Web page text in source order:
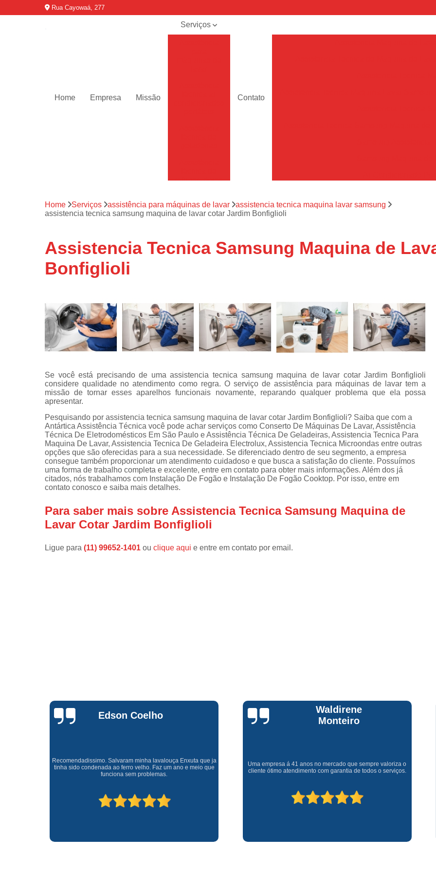
Rua Cayowaá, 277
Home Empresa Missão
Serviços
refrigeradores
técnica de
secadoras
fogão
máquinas de
Consertos de
adega
expositoras
Instalação de
Instalação de
máquinas de
lavar roupa
Instalações de
lava e seca
Manutenções
de fogão
em freezer
Contato
Assistencia Tecnica
Assistencia Tecnica Ar
Assistencia Tecnica de
Assistencia Tecnica
Assistencia Tecnica para Ar Condicionado
Assistencia Tecnica de Geladeira Electrolux
Assistencia Tecnica Resfriar Geladeira
Electrolux Geladeira Assistencia
Assistencia Tecnica de Refrigerador Electrolux
Assistencia Tecnica Refrigerador
Assistencia Tecnica
Assistencia Tecnica Refrigerador Electrolux
Assistencia Tecnica Lavadora Secadora
Assistencia Tecnica Maquina Secadora de
Assistencia Tecnica
Assistencia Tecnica
Assistencia Tecnica Forno Microondas
Conserto de Maquina de Lavar
Conserto Maquina de Lavar
Conserto Maquina Lavar Roupa
Home Serviços assistência para máquinas de lavar
assistencia tecnica maquina lavar samsung
assistencia tecnica samsung maquina de lavar cotar Jardim Bonfiglioli
Assistencia Tecnica Samsung Maquina de
Bonfiglioli
Se você está precisando de uma assistencia tecnica samsung maquina de lavar cotar Jardim Bonfiglioli
considere qualidade no atendimento como regra. O serviço de assistência para máquinas de lavar tem a
missão de tornar esses aparelhos funcionais novamente, reparando qualquer problema que ela possa
apresentar.
Pesquisando por assistencia tecnica samsung maquina de lavar cotar Jardim Bonfiglioli? Saiba que com a
Antártica Assistência Técnica você pode achar serviços como Conserto De Máquinas De Lavar, Assistência
Técnica De Eletrodomésticos Em São Paulo e Assistência Técnica De Geladeiras, Assistencia Tecnica Para
Maquina De Lavar, Assistencia Tecnica De Geladeira Electrolux, Assistencia Tecnica Microondas entre outras
opções que são oferecidas para a sua necessidade. Se diferenciado dentro de seu segmento, a empresa
consegue também proporcionar um atendimento cuidadoso e que busca a satisfação do cliente. Possuímos
uma forma de trabalho completa e excelente, entre em contato para obter mais informações. Além dos já
citados, nós trabalhamos com Instalação De Fogão e Instalação De Fogão Cooktop. Por isso, entre em
contato conosco e saiba mais detalhes.
Para saber mais sobre Assistencia Tecnica Samsung Maquina de
Lavar Cotar Jardim Bonfiglioli
Ligue para (11) 99652-1401 ou clique aqui e entre em contato por email.
Waldirene
Monteiro
Uma empresa á 41 anos no mercado que sempre valoriza o
cliente ótimo atendimento com garantia de todos o serviços.
Claúdia
Andrullis
telefônico (q hj infelizmente é um problema), e a eficiência do
técnico Sr Henrique na solução do problema da minha lava e
seca q minha família não vive mais sem. #recomendo os